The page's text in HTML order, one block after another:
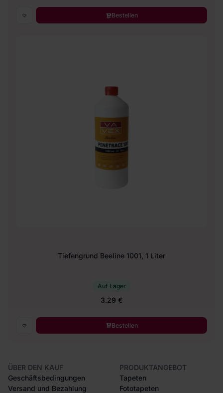
Bestellen
Tiefengrund Beeline 1001, 1 Liter
Auf Lager
3.29 €
Bestellen
ÜBER DEN KAUF
Geschäftsbedingungen
Versand und Bezahlung
PRODUKTANGEBOT
Tapeten
Fototapeten